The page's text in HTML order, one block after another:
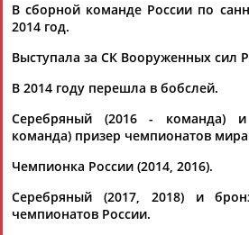
В сборной команде России по
2014 год.
Выступала за СК Вооруженных
В 2014 году перешла в бобслей.
Серебряный (2016 - команда)
команда) призер чемпионатов
Чемпионка России (2014, 2016).
Серебряный (2017, 2018) и
чемпионатов России.